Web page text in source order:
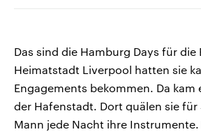
Das sind die Hamburg Days für die
Heimatstadt Liverpool hatten sie
Engagements bekommen. Da kam
der Hafenstadt. Dort quälen sie für
Mann jede Nacht ihre